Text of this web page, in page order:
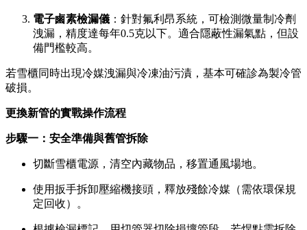
電子鹵素檢漏儀 ：針對氟利昂系統，可檢測微量制冷劑
洩漏，精度達每年0.5克以下。適合隱蔽性漏氣點，但設
備門檻較高。
若雪櫃同時出現冷媒洩漏與冷凍油污漬，基本可確診為製冷管
破損。
更換新管的實戰操作流程
步驟一：安全準備與舊管拆除
切斷雪櫃電源，清空內藏物品，移置通風場地。
使用扳手拆卸壓縮機接頭，釋放殘餘冷媒（需依環保規
定回收）。